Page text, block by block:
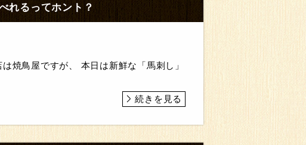
れるってホント？
焼鳥屋ですが、 本日は新鮮な「馬刺し」
続きを見る